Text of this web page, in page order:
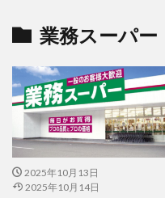
業務スーパー
2025年10月13日
2025年10月14日